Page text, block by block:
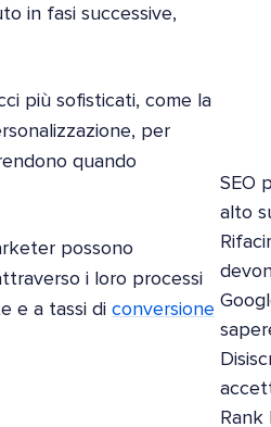
in fasi successive,
più sofisticati, come la
per
quando
possono
i loro processi
e a tassi di conversione
SEO
alto